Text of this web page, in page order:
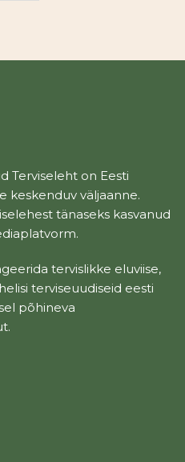
Terviseleht on Eesti
keskenduv väljaanne.
tänaseks kasvanud
tervislikke eluviise,
terviseuudiseid eesti
põhineva